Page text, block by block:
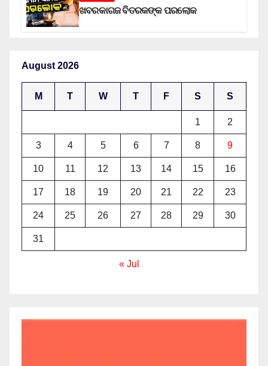
ଖବରକାଗଜ ବିତରକଙ୍କ ପରଲୋକ
August 2026
M T W T F S S
1 2
3 4 5 6 7 8 9
10 11 12 13 14 15 16
17 18 19 20 21 22 23
24 25 26 27 28 29 30
31
« Jul